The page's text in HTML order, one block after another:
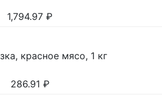
1,794.97 ₽
красное мясо, 1 кг
286.91 ₽